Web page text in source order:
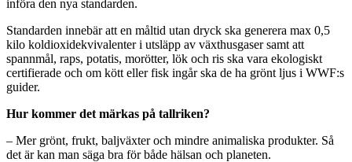
införa den nya standarden.
Standarden innebär att en måltid utan dryck ska generera max 0,5
kilo koldioxidekvivalenter i utsläpp av växthusgaser samt att
spannmål, raps, potatis, morötter, lök och ris ska vara ekologiskt
certifierade och om kött eller fisk ingår ska de ha grönt ljus i WWF:s
guider.
Hur kommer det märkas på tallriken?
– Mer grönt, frukt, baljväxter och mindre animaliska produkter. Så
det är kan man säga bra för både hälsan och planeten.